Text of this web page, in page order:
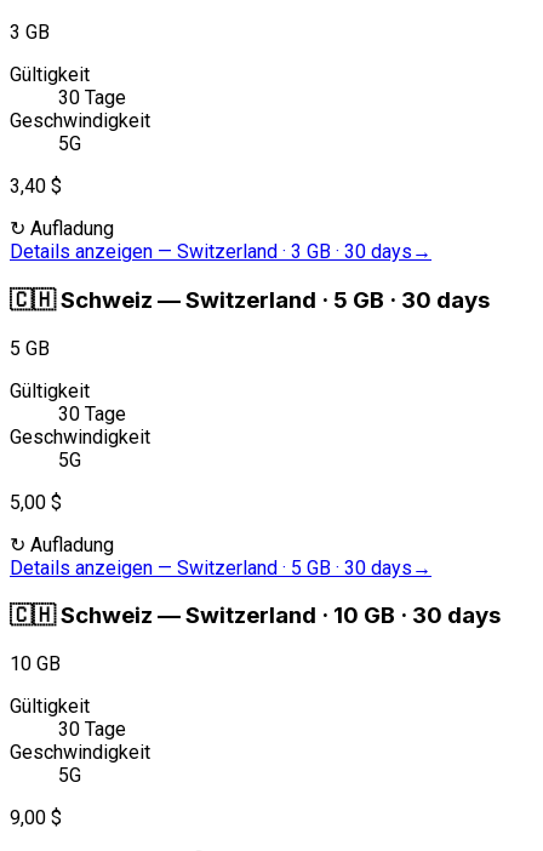
3 GB
Gültigkeit
30 Tage
Geschwindigkeit
5G
3,40 $
↻ Aufladung
Details anzeigen — Switzerland · 3 GB · 30 days →
🇨🇭Schweiz —Switzerland · 5 GB · 30 days
5 GB
Gültigkeit
30 Tage
Geschwindigkeit
5G
5,00 $
↻ Aufladung
Details anzeigen — Switzerland · 5 GB · 30 days →
🇨🇭Schweiz —Switzerland · 10 GB · 30 days
10 GB
Gültigkeit
30 Tage
Geschwindigkeit
5G
9,00 $